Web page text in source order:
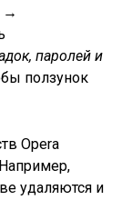
→
паролей и
ползунок
Opera
удаляются и